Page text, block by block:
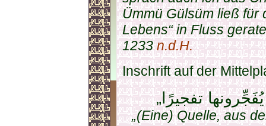
Ümmü Gülsüm ließ für
Lebens“ in Fluss
1233n.d.H.
Inschrift auf der
„(Eine) Quelle, aus